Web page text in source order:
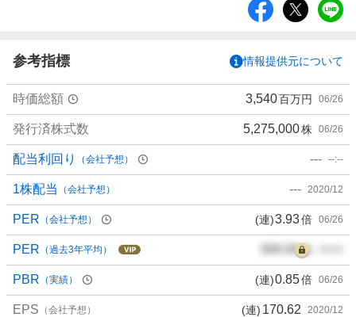
ア
参考指標 情報提供元について
時価総額 3,540百万円 06/26
発行済株式数 5,275,000株 06/26
配当利回り （会社予想） --- --:--
1株配当 （会社予想） --- 2020/12
PER （会社予想） (連)3.93倍 06/26
PER （過去3年平均） 000.00倍
PBR （実績） (連)0.85倍 06/26
EPS （会社予想） (連) 170.62 2020/12